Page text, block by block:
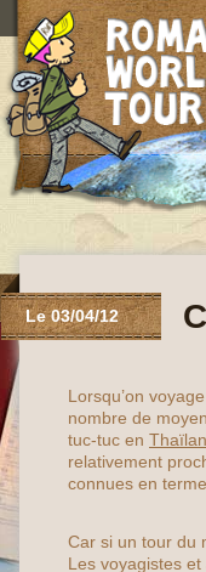
Le 03/04/12
Lorsqu’on
nombre de
tuc-tuc en
relativement
connues en
Car si un tour du
Les voyagistes